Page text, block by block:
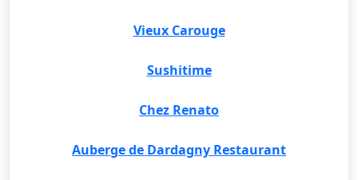
Vieux Carouge
Sushitime
Chez Renato
Auberge de Dardagny Restaurant